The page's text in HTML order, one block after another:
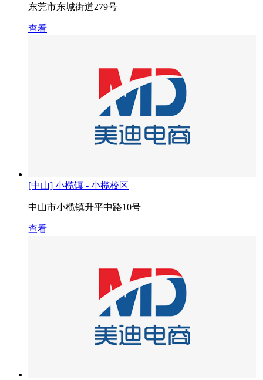
东莞市东城街道279号
查看
[中山] 小榄镇 - 小榄校区
中山市小榄镇升平中路10号
查看